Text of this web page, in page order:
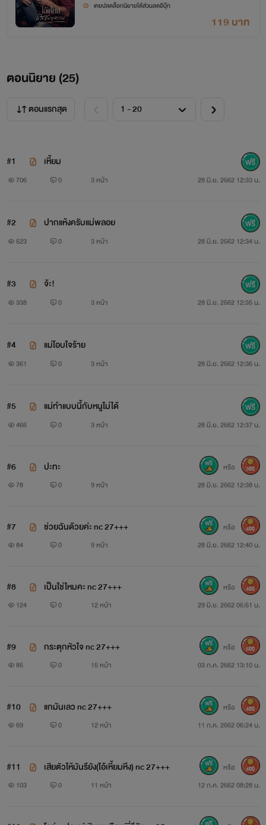
นอนหงายแล้วรวบมือเล็กทั้งสองไปตรึงไว้เหนือหัว มือใหญ่ของ
อือ
ปุณณ์ดิ้นรนไปมาเมื่อถูกบีบคางแรงและถูกกำข้อมือแน่น หล่อน
ถามเสียงเหี้ยมอีกครั้ง
“เสียตัวให้มันรึยัง”
“ละ...แล้วยุ่งไรด้วย”
คำตอบของปุณณ์ยิ่งไปกระตุ้นความโกรธของเหี้ยม ตอนนี้อารมณ์
โปนขึ้นเด่นชัด แล้วเสียงกัดฟันก็ดังออกมาให้ได้ยิน
ให้ตายเถอะ เมื่อกี้เธอคุยกับผู้ชายเปิดกล้องโดยไม่ใส่ชั้นใน ช่วง
ล่างเขาโอเค แต่ตอนนี้ท่อนบนของหล่อนก็ไม่มียกทรงปกปิด
ไปหมดแล้วสิ
ผู้ชายคนเมื่อกี้เห็นเต้าทั้งสองของปุณณ์ ทั้งๆ ที่ปุณณ์เอาหมอน
ปิดหน้าอกไว้ตอนคุย แต่เขาไม่เห็นเลยคิดว่าปุณณ์คุยในสภาพ
ขึ้นอีกครั้ง ใบหน้าสวยบิดเบี้ยวด้วยความเจ็บ และดวงตาคู่งามก็
อาบล้นไปด้วยน้ำใสๆ
“พี่จะค้นหาคำตอบด้วยตัวพี่เอง ยั่วมันขนาดนี้หิวมากนักใช่
ไหม...ได้ เดี๋ยวไอ้เหี้ยมคนนี้จัดให้สาสมใจเลย”
พูดของเขา เขาหมายถึงอะไร แล้วมีสิทธิ์อะไรมาทำกับเธอแบบนี้
มือใหญ่บีบคางเล็กเชิดขึ้นรับริมฝีปากหนาของตน ความดิบเถื่อน
ความหยาบโลนไม่มีความอ่อนโยนของเหี้ยมกระแทกประกบปาก
น้อยของเธอ สาวเจ้าได้แต่เบือนหน้าดิ้นรนหนี แต่ก็พ่ายแพ้เมื่อ
เคยปลดล็อกนิยายได้ส่วนลดอีบุ๊ก
119 บาท
ตอนนิยาย (25)
ตอนแรกสุด
#1 เหี้ยม
706 0 3 หน้า 28 มิ.ย. 2562 12:33 น.
#2 ปากแห้งครับแม่พลอย
523 0 3 หน้า 28 มิ.ย. 2562 12:34 น.
#3 จ้ะ!
338 0 3 หน้า 28 มิ.ย. 2562 12:35 น.
#4 แม่โอบใจร้าย
361 0 3 หน้า 28 มิ.ย. 2562 12:36 น.
#5 แม่ทำแบบนี้กับหนูไม่ได้
466 0 3 หน้า 28 มิ.ย. 2562 12:37 น.
#6 ปะทะ
78 0 9 หน้า 28 มิ.ย. 2562 12:38 น.
หรือ 300
#7 ช่วยฉันด้วยค่ะ nc 27+++
84 0 9 หน้า 28 มิ.ย. 2562 12:40 น.
หรือ 400
#8 เป็นใช่ไหมคะ nc 27+++
124 0 12 หน้า 29 มิ.ย. 2562 05:51 น.
หรือ 400
#9 กระตุกหัวใจ nc 27+++
85 0 15 หน้า 03 ก.ค. 2562 13:10 น.
หรือ 500
#10 แกมันเลว nc 27+++
69 0 12 หน้า 11 ก.ค. 2562 06:24 น.
หรือ 400
#11 เสียตัวให้มันรึยัง(ไอ้เหี้ยมหึง) nc 27+++
103 0 11 หน้า 12 ก.ค. 2562 08:28 น.
หรือ 400